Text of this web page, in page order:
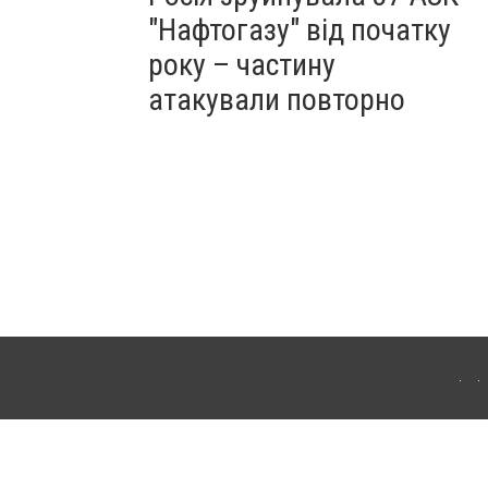
"Нафтогазу" від початку
року – частину
атакували повторно